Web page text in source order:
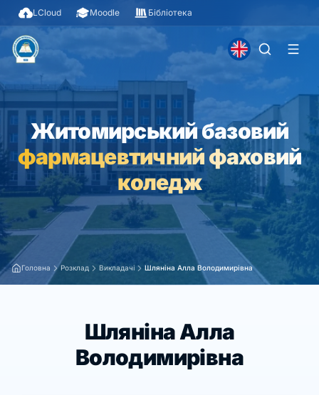
LCloud Moodle Бібліотека
Житомирський базовий
фармацевтичний фаховий
коледж
Головна Розклад Викладачі Шляніна Алла Володимирівна
Шляніна Алла
Володимирівна